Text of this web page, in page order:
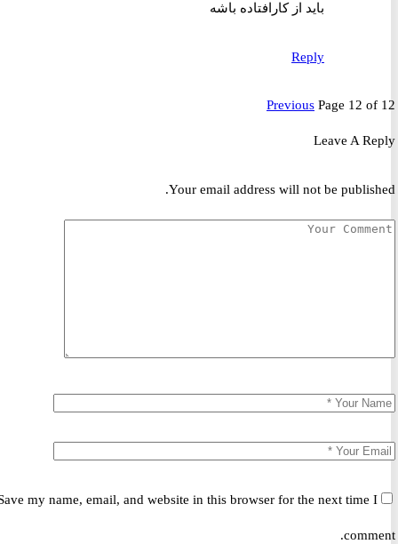
باید از کارافتاده باشه
Reply
Previous Page 12
Leave A
Your email address will not be
Save my name, email, and website in this browser for the next time